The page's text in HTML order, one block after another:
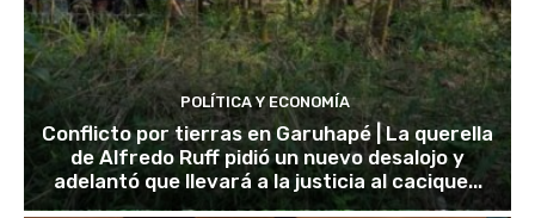
POLÍTICA Y ECONOMÍA
Conflicto por tierras en Garuhapé | La querella
de Alfredo Ruff pidió un nuevo desalojo y
adelantó que llevará a la justicia al cacique...